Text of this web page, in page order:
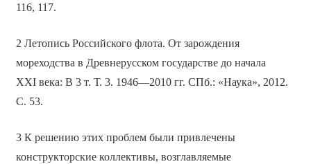
116, 117.
2 Летопись Российского флота. От зарождения
мореходства в Древнерусском государстве до начала
XXI века: В 3 т. Т. 3. 1946—2010 гг. СПб.: «Наука», 2012.
С. 53.
3 К решению этих проблем были привлечены
конструкторские коллективы, возглавляемые